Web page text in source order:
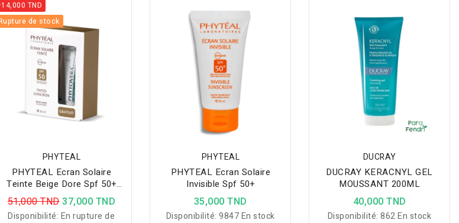
génération d’actif : l’anti-
transpirant micro-affiné. Il est
2 fois plus petit que les actifs
classiques pour une action
ciblée directement au cur des
pores sudoraux.
ans, adulte Absorption rapide,
fini non gras SPF50+ UVB +
UVA 200ml
limite leur réapparition et
atténue les marques
persistantes. Enrichi en
niacinamideetMyrtacine®
apaise les irritations, améliore
la texture de la peau et
favorise un teint plus net et
uniforme. Sa texture légère
convient à une utilisation
quotidienne.
TND
de stock
PHYTEAL
PHYTEAL Ecran Solaire
Teinte Beige Dore Spf 50+
Gel Phytovera Gratuit
51,000 TND37,000 TND
Disponibilité: En rupture de
PHYTEAL
PHYTEAL Ecran Solaire
Invisible Spf 50+
35,000 TND
Disponibilité:9847 En stock
DUCRAY
DUCRAY KERACNYL GEL
MOUSSANT 200ML
40,000 TND
Disponibilité:862 En stock